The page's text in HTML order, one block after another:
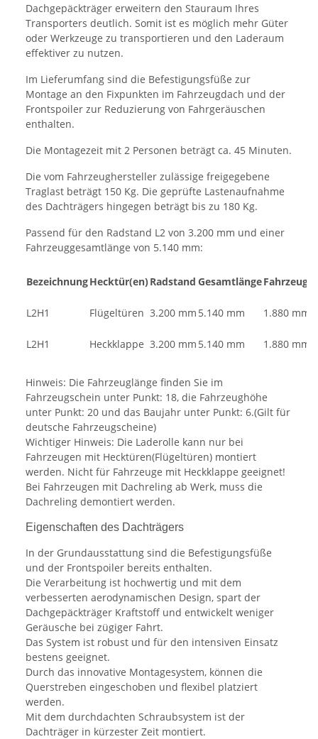
Dachgepäckträger erweitern den Stauraum Ihres
Transporters deutlich. Somit ist es möglich mehr Güter
oder Werkzeuge zu transportieren und den Laderaum
effektiver zu nutzen.
Im Lieferumfang sind die Befestigungsfüße zur
Montage an den Fixpunkten im Fahrzeugdach und der
Frontspoiler zur Reduzierung von Fahrgeräuschen
enthalten.
Die Montagezeit mit 2 Personen beträgt ca. 45 Minuten.
Die vom Fahrzeughersteller zulässige freigegebene
Traglast beträgt 150 Kg. Die geprüfte Lastenaufnahme
des Dachträgers hingegen beträgt bis zu 180 Kg.
Passend für den Radstand L2 von 3.200 mm und einer
Fahrzeuggesamtlänge von 5.140 mm:
BezeichnungHecktür(en)Radstand Gesamtlänge
L2H1 Flügeltüren 3.200 mm 5.140 mm 1.880 mm
L2H1 Heckklappe 3.200 mm 5.140 mm 1.880 mm
Hinweis: Die Fahrzeuglänge finden Sie im
Fahrzeugschein unter Punkt: 18, die Fahrzeughöhe
unter Punkt: 20 und das Baujahr unter Punkt: 6.(Gilt für
deutsche Fahrzeugscheine)
Wichtiger Hinweis: Die Laderolle kann nur bei
Fahrzeugen mit Hecktüren(Flügeltüren) montiert
werden. Nicht für Fahrzeuge mit Heckklappe geeignet!
Bei Fahrzeugen mit Dachreling ab Werk, muss die
Dachreling demontiert werden.
Eigenschaften des Dachträgers
In der Grundausstattung sind die Befestigungsfüße
und der Frontspoiler bereits enthalten.
Die Verarbeitung ist hochwertig und mit dem
verbesserten aerodynamischen Design, spart der
Dachgepäckträger Kraftstoff und entwickelt weniger
Geräusche bei zügiger Fahrt.
Das System ist robust und für den intensiven Einsatz
bestens geeignet.
Durch das innovative Montagesystem, können die
Querstreben eingeschoben und flexibel platziert
werden.
Mit dem durchdachten Schraubsystem ist der
Dachträger in kürzester Zeit montiert.